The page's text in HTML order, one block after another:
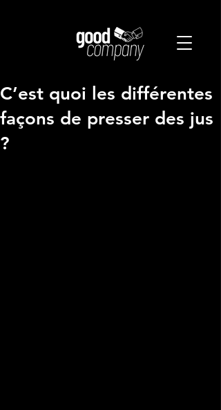
C’est quoi les différentes
façons de presser des jus
?